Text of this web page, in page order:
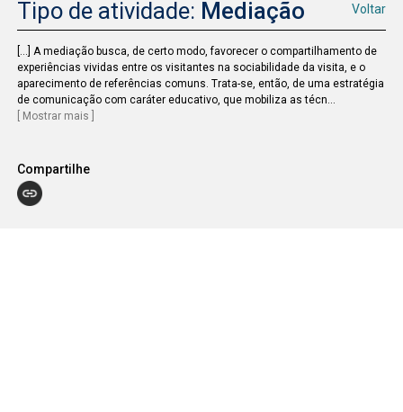
Tipo de atividade: Mediação Voltar
[...] A mediação busca, de certo modo, favorecer o compartilhamento de
experiências vividas entre os visitantes na sociabilidade da visita, e o
aparecimento de referências comuns. Trata-se, então, de uma estratégia
de comunicação com caráter educativo, que mobiliza as técn...
[ Mostrar mais ]
Compartilhe